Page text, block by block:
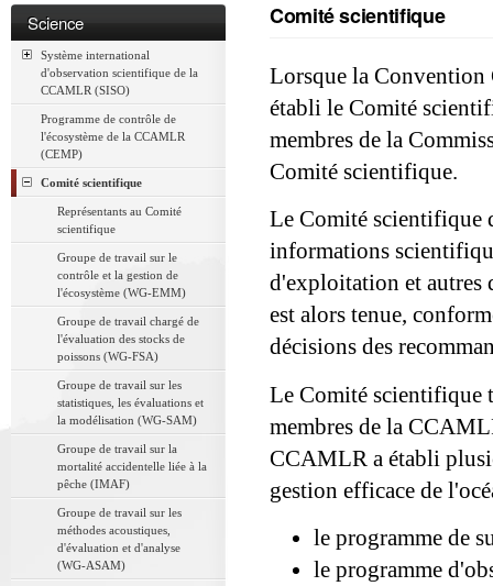
Science
Système international
d'observation scientifique de la
CCAMLR (SISO)
Programme de contrôle de
l'écosystème de la CCAMLR
(CEMP)
Comité scientifique
Représentants au Comité
scientifique
Groupe de travail sur le
contrôle et la gestion de
l'écosystème (WG-EMM)
Groupe de travail chargé de
l'évaluation des stocks de
poissons (WG-FSA)
Groupe de travail sur les
statistiques, les évaluations et
la modélisation (WG-SAM)
Groupe de travail sur la
mortalité accidentelle liée à la
pêche (IMAF)
Groupe de travail sur les
méthodes acoustiques,
d'évaluation et d'analyse
(WG-ASAM)
Comité scientifique
Lorsque la Convention
établi le Comité
membres de la
Comité scientifique.
Le Comité scientifique
informations
d'exploitation et autres
est alors tenue,
décisions des
Le Comité scientifique
membres de la
CCAMLR a établi
gestion efficace de
le programme de
le programme